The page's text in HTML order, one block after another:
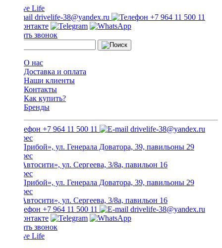
drivelife-38@yandex.ru +7 964 11 500 11
Заказать звонок
О нас
Доставка и оплата
Наши клиенты
Контакты
Как купить?
Бренды
+7 964 11 500 11 drivelife-38@yandex.ru
ТЦ «Прибой», ул. Генерала Доватора, 39, павильоны 29
ТЦ «Автосити», ул. Сергеева, 3/8а, павильон 16
ТЦ «Прибой», ул. Генерала Доватора, 39, павильоны 29
ТЦ «Автосити», ул. Сергеева, 3/8а, павильон 16
+7 964 11 500 11
drivelife-38@yandex.ru
Заказать звонок